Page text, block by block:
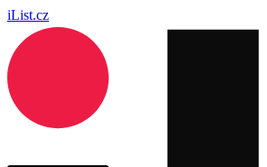
iList.cz